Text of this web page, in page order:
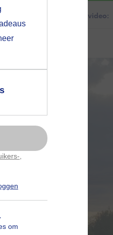
om
Zoeken in foto & video:
voor
hebt
up uit
pop-up